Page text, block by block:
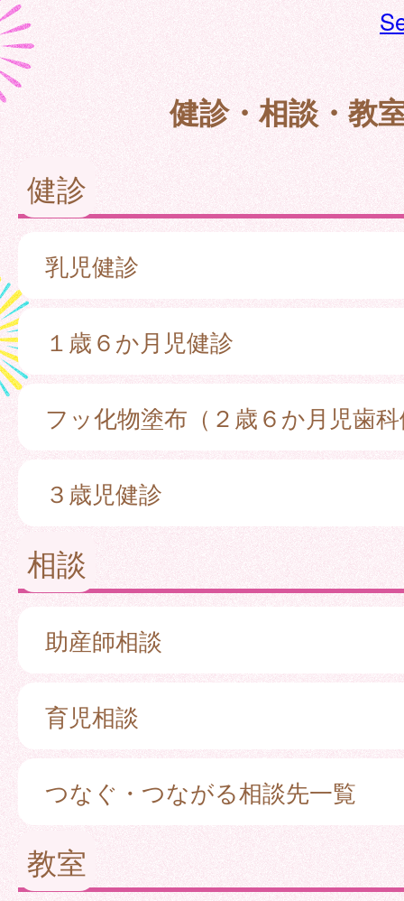
健診・相談・教
健診
乳児健診
１歳６か月児健診
フッ化物塗布（２歳６か月児歯
３歳児健診
相談
助産師相談
育児相談
つなぐ・つながる相談先一覧
教室